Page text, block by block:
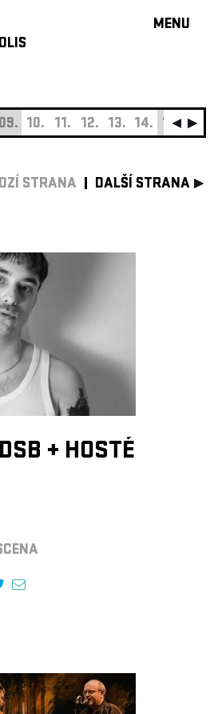
MENU
JAZZ
HUDBA
09. 10. 11. 12. 13. 14. 15. 16.
STRANA
DALŠÍ STRANA
+ HOSTÉ